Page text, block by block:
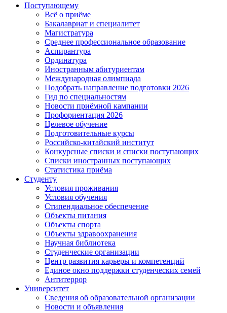
Поступающему
Всё о приёме
Бакалавриат и специалитет
Магистратура
Среднее профессиональное образование
Аспирантура
Ординатура
Иностранным абитуриентам
Международная олимпиада
Подобрать направление подготовки 2026
Гид по специальностям
Новости приёмной кампании
Профориентация 2026
Целевое обучение
Подготовительные курсы
Российско-китайский институт
Конкурсные списки и списки поступающих
Списки иностранных поступающих
Статистика приёма
Студенту
Условия проживания
Условия обучения
Стипендиальное обеспечение
Объекты питания
Объекты спорта
Объекты здравоохранения
Научная библиотека
Студенческие организации
Центр развития карьеры и компетенций
Единое окно поддержки студенческих семей
Антитеррор
Университет
Сведения об образовательной организации
Новости и объявления